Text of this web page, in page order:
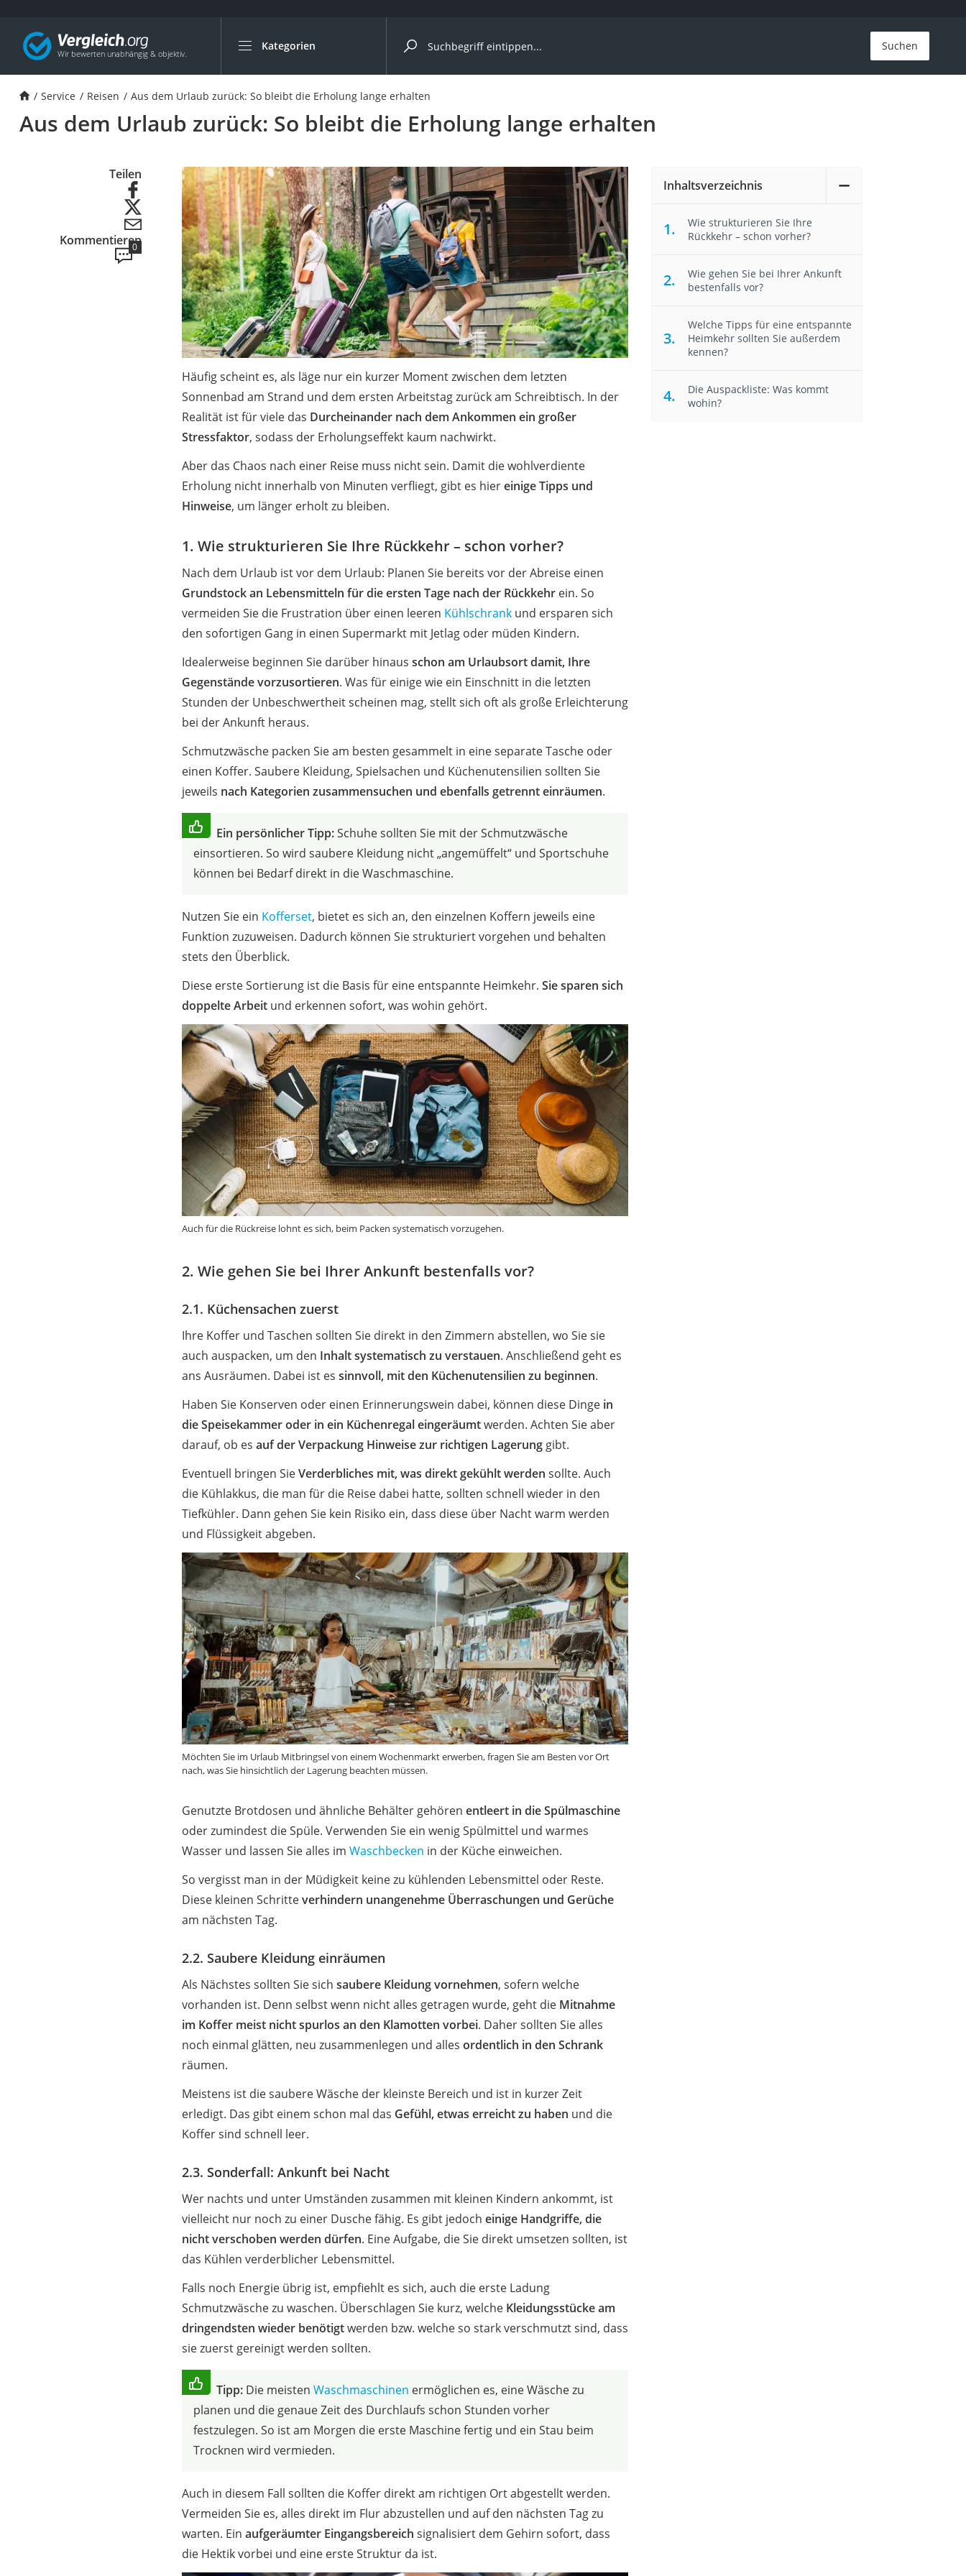
Kategorien
Die beliebtesten Vergleiche nach Kategorie
Service
Cannabissamen kaufen
Bücher verkaufen
Online-Apotheke
Cannabis-Rezept
Auto-Abo
T-Shirt bedrucken
Goldankauf
Singlereisen
Wassertest
Neuwagen-Rabatt
Handyversicherung
Online-Druckerei
Musik-Streaming
Münzhändler
Auto verkaufen
Strom und Gas (Kombitarif)
Elektronische Schließanlage
Immobilienportal
Ticketportale
Service
Suchen
Service Reisen Aus dem Urlaub zurück: So bleibt die Erholung lange erhalten
Aus dem Urlaub zurück: So bleibt die Erholung lange erhalten
Teilen
Kommentieren
0
Häufig scheint es, als läge nur ein kurzer Moment zwischen dem letzten
Sonnenbad am Strand und dem ersten Arbeitstag zurück am Schreibtisch. In der
Realität ist für viele das Durcheinander nach dem Ankommen ein großer
Stressfaktor, sodass der Erholungseffekt kaum nachwirkt.
Aber das Chaos nach einer Reise muss nicht sein. Damit die wohlverdiente
Erholung nicht innerhalb von Minuten verfliegt, gibt es hiereinige Tipps und
Hinweise, um länger erholt zu bleiben.
1. Wie strukturieren Sie Ihre Rückkehr – schon vorher?
Nach dem Urlaub ist vor dem Urlaub: Planen Sie bereits vor der Abreise einen
Grundstock an Lebensmitteln für die ersten Tage nach der Rückkehrein. So
vermeiden Sie die Frustration über einen leeren Kühlschrankund ersparen sich
den sofortigen Gang in einen Supermarkt mit Jetlag oder müden Kindern.
Idealerweise beginnen Sie darüber hinaus schon am Urlaubsort damit, Ihre
Gegenstände vorzusortieren. Was für einige wie ein Einschnitt in die letzten
Stunden der Unbeschwertheit scheinen mag, stellt sich oft als große Erleichterung
bei der Ankunft heraus.
Schmutzwäsche packen Sie am besten gesammelt in eine separate Tasche oder
einen Koffer. Saubere Kleidung, Spielsachen und Küchenutensilien sollten Sie
jeweils nach Kategorien zusammensuchen und ebenfalls getrennt einräumen.
Ein persönlicher Tipp:Schuhe sollten Sie mit der Schmutzwäsche
einsortieren. So wird saubere Kleidung nicht „angemüffelt“ und Sportschuhe
können bei Bedarf direkt in die Waschmaschine.
Nutzen Sie ein Kofferset, bietet es sich an, den einzelnen Koffern jeweils eine
Funktion zuzuweisen. Dadurch können Sie strukturiert vorgehen und behalten
stets den Überblick.
Diese erste Sortierung ist die Basis für eine entspannte Heimkehr. Sie sparen sich
doppelte Arbeitund erkennen sofort, was wohin gehört.
Auch für die Rückreise lohnt es sich, beim Packen systematisch vorzugehen.
2. Wie gehen Sie bei Ihrer Ankunft bestenfalls vor?
2.1. Küchensachen zuerst
Ihre Koffer und Taschen sollten Sie direkt in den Zimmern abstellen, wo Sie sie
auch auspacken, um den Inhalt systematisch zu verstauen. Anschließend geht es
ans Ausräumen. Dabei ist es sinnvoll, mit den Küchenutensilien zu beginnen.
Haben Sie Konserven oder einen Erinnerungswein dabei, können diese Dinge in
die Speisekammer oder in ein Küchenregal eingeräumtwerden. Achten Sie aber
darauf, ob es auf der Verpackung Hinweise zur richtigen Lagerunggibt.
Eventuell bringen SieVerderbliches mit, was direkt gekühlt werden sollte. Auch
die Kühlakkus, die man für die Reise dabei hatte, sollten schnell wieder in den
Tiefkühler. Dann gehen Sie kein Risiko ein, dass diese über Nacht warm werden
und Flüssigkeit abgeben.
Möchten Sie im Urlaub Mitbringsel von einem Wochenmarkt erwerben, fragen Sie am Besten vor Ort
nach, was Sie hinsichtlich der Lagerung beachten müssen.
Genutzte Brotdosen und ähnliche Behälter gehören entleert in die Spülmaschine
oder zumindest die Spüle. Verwenden Sie ein wenig Spülmittel und warmes
Wasser und lassen Sie alles im Waschbecken in der Küche einweichen.
So vergisst man in der Müdigkeit keine zu kühlenden Lebensmittel oder Reste.
Diese kleinen Schritteverhindern unangenehme Überraschungen und Gerüche
am nächsten Tag.
2.2. Saubere Kleidung einräumen
Als Nächstes sollten Sie sich saubere Kleidung vornehmen, sofern welche
vorhanden ist. Denn selbst wenn nicht alles getragen wurde, geht dieMitnahme
im Koffer meist nicht spurlos an den Klamotten vorbei. Daher sollten Sie alles
noch einmal glätten, neu zusammenlegen und alles ordentlich in den Schrank
räumen.
Meistens ist die saubere Wäsche der kleinste Bereich und ist in kurzer Zeit
erledigt. Das gibt einem schon mal das Gefühl, etwas erreicht zu haben und die
Koffer sind schnell leer.
2.3. Sonderfall: Ankunft bei Nacht
Wer nachts und unter Umständen zusammen mit kleinen Kindern ankommt, ist
vielleicht nur noch zu einer Dusche fähig. Es gibt jedoch einige Handgriffe, die
nicht verschoben werden dürfen. Eine Aufgabe, die Sie direkt umsetzen sollten, ist
das Kühlen verderblicher Lebensmittel.
Falls noch Energie übrig ist, empfiehlt es sich, auch die erste Ladung
Schmutzwäsche zu waschen. Überschlagen Sie kurz, welche Kleidungsstücke am
dringendsten wieder benötigtwerden bzw. welche so stark verschmutzt sind, dass
sie zuerst gereinigt werden sollten.
Tipp:Die meisten Waschmaschinen ermöglichen es, eine Wäsche zu
planen und die genaue Zeit des Durchlaufs schon Stunden vorher
festzulegen. So ist am Morgen die erste Maschine fertig und ein Stau beim
Trocknen wird vermieden.
Auch in diesem Fall sollten die Koffer direkt am richtigen Ort abgestellt werden.
Vermeiden Sie es, alles direkt im Flur abzustellen und auf den nächsten Tag zu
warten. Ein aufgeräumter Eingangsbereich signalisiert dem Gehirn sofort, dass
die Hektik vorbei und eine erste Struktur da ist.
Inhaltsverzeichnis
Wie strukturieren Sie Ihre
Rückkehr – schon vorher?
Wie gehen Sie bei Ihrer Ankunft
bestenfalls vor?
Welche Tipps für eine entspannte
Heimkehr sollten Sie außerdem
kennen?
Die Auspackliste: Was kommt
wohin?